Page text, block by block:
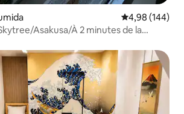
Évaluation
4,98 (144)
Asakusa/À 2 minutes de la